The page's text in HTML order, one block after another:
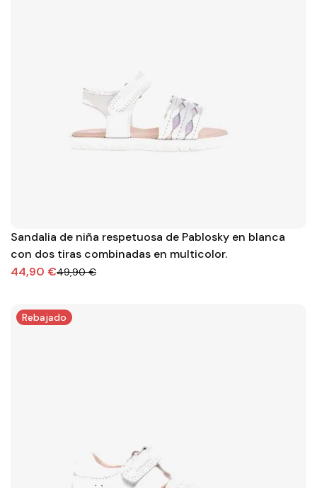
Sandalia de niña respetuosa de Pablosky en blanca
con dos tiras combinadas en multicolor.
44,90 €49,90 €
Rebajado